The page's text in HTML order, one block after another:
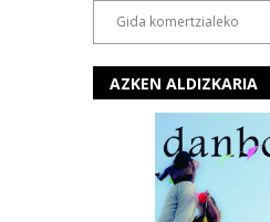
AZKEN ALDIZKARIA